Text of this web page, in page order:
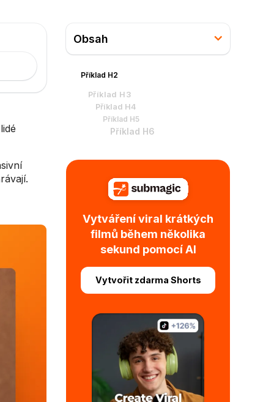
Obsah
Příklad H2
Příklad H3
Příklad H4
Příklad H5
Příklad H6
Vytváření viral krátkých
filmů během několika
sekund pomocí AI
Vytvořit zdarma Shorts